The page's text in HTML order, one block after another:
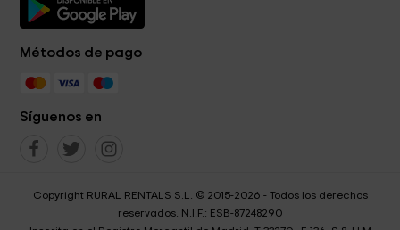
Métodos de pago
Síguenos en
Copyright RURAL RENTALS S.L. © 2015-2026 - Todos los derechos
reservados. N.I.F.: ESB-87248290